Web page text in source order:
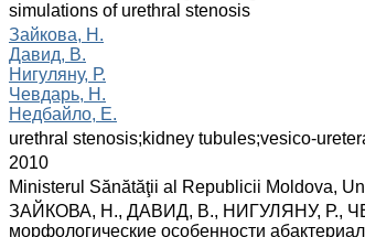
simulations of urethral stenosis
Зайкова, Н.
Давид, В.
Нигуляну, Р.
Чевдарь, Н.
Недбайло, Е.
urethral stenosis;kidney tubules;vesico-
2010
Ministerul Sănătăţii al Republicii Moldova,
ЗАЙКОВА, Н., ДАВИД, В., НИГУЛЯНУ, Р.,
морфологические особенности